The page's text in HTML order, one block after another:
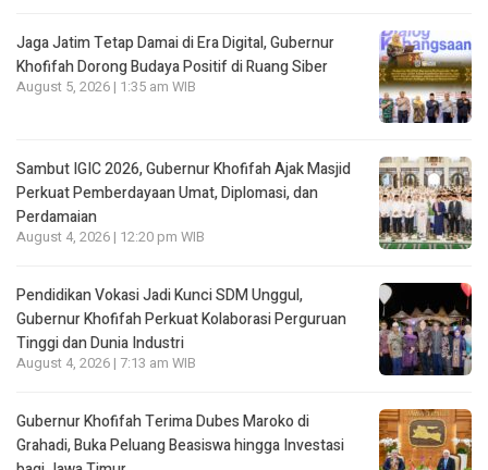
Jaga Jatim Tetap Damai di Era Digital, Gubernur
Khofifah Dorong Budaya Positif di Ruang Siber
August 5, 2026 | 1:35 am WIB
Sambut IGIC 2026, Gubernur Khofifah Ajak Masjid
Perkuat Pemberdayaan Umat, Diplomasi, dan
Perdamaian
August 4, 2026 | 12:20 pm WIB
Pendidikan Vokasi Jadi Kunci SDM Unggul,
Gubernur Khofifah Perkuat Kolaborasi Perguruan
Tinggi dan Dunia Industri
August 4, 2026 | 7:13 am WIB
Gubernur Khofifah Terima Dubes Maroko di
Grahadi, Buka Peluang Beasiswa hingga Investasi